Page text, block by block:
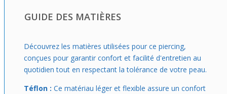
GUIDE DES MATIÈRES
Découvrez les matières utilisées pour ce piercing,
conçues pour garantir confort et facilité d'entretien au
quotidien tout en respectant la tolérance de votre peau.
Téflon : Ce matériau léger et flexible assure un confort